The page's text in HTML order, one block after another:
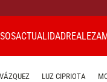
ACTUALIDADREALEZA
LUZ CIPRIOTA